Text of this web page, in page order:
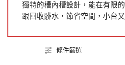
獨特的槽內槽設計，能在有限
跟回收髒水，節省空間，小台
條件篩選